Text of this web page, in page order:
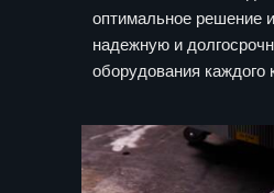
оптимальное решение
надежную и
оборудования каждого